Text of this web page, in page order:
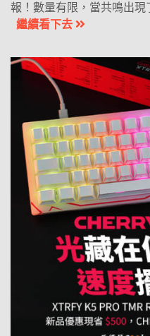
報！數量有限，當共鳴出現
繼續看下去